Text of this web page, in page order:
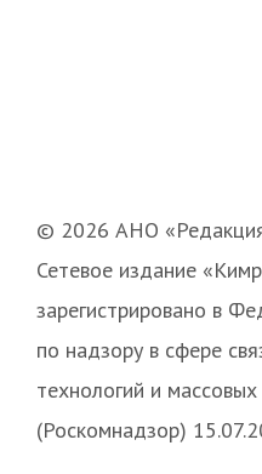
© 2026 АНО
Сетевое издание
зарегистрировано в
по надзору в сфере
технологий и
(Роскомнадзор)